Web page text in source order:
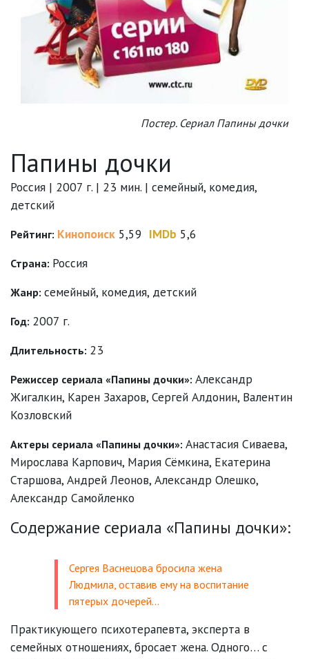
Постер. Сериал Папины дочки
Папины дочки
Россия | 2007 г. | 23 мин. | семейный, комедия,
детский
Рейтинг: Кинопоиск 5,59 IMDb 5,6
Страна: Россия
Жанр: семейный, комедия, детский
Год: 2007 г.
Длительность: 23
Режиссер сериала «Папины дочки»: Александр
Жигалкин, Карен Захаров, Сергей Алдонин, Валентин
Козловский
Актеры сериала «Папины дочки»: Анастасия Сиваева,
Мирослава Карпович, Мария Сёмкина, Екатерина
Старшова, Андрей Леонов, Александр Олешко,
Александр Самойленко
Содержание сериала «Папины дочки»:
Сергея Васнецова бросила жена
Людмила, оставив ему на воспитание
пятерых дочерей...
Практикующего психотерапевта, эксперта в
семейных отношениях, бросает жена. Одного… с